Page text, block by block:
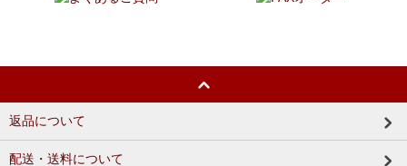
返品について
配送・送料について